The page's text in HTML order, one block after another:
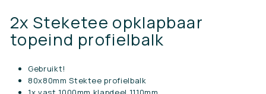
2x Steketee opklapbaar
topeind profielbalk
Gebruikt!
80x80mm Stektee profielbalk